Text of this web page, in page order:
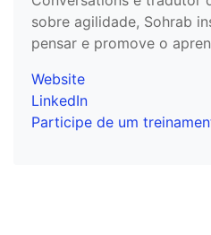
sobre agilidade, Sohrab
pensar e promove o
Website
LinkedIn
Participe de um